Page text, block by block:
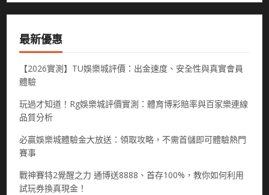
最新優惠
【2026實測】TU娛樂城評價：出金速度、安全性與真實會員
體驗
玩過才知道！Rg娛樂城評價實測：體育博彩賠率與百家樂連線
品質分析
必贏娛樂城體驗金大放送：領取攻略，不需首儲即可體驗熱門
賽事
戰神賽特2覺醒之力 通博送8888、首存100%，教你如何利用
試玩券換真現金！